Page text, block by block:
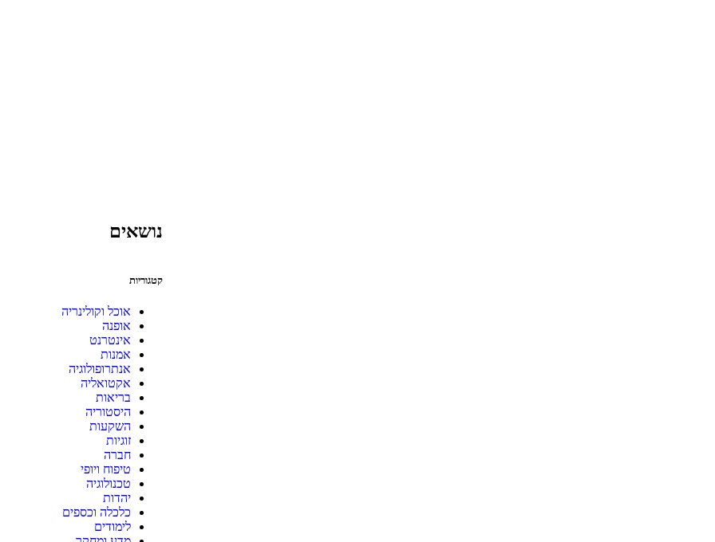
נושאים
קטגוריות
אוכל וקולינריה
אופנה
אינטרנט
אמנות
אנתרופולוגיה
אקטואליה
בריאות
היסטוריה
השקעות
זוגיות
חברה
טיפוח ויופי
טכנולוגיה
יהדות
כלכלה וכספים
לימודים